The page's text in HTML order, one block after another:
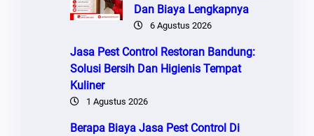
Dan Biaya Lengkapnya
6 Agustus 2026
Jasa Pest Control Restoran Bandung:
Solusi Bersih Dan Higienis Tempat
Kuliner
1 Agustus 2026
Berapa Biaya Jasa Pest Control Di